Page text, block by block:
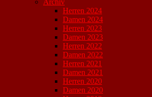
Archiv
Herren 2024
Damen 2024
Herren 2023
Damen 2023
Herren 2022
Damen 2022
Herren 2021
Damen 2021
Herren 2020
Damen 2020